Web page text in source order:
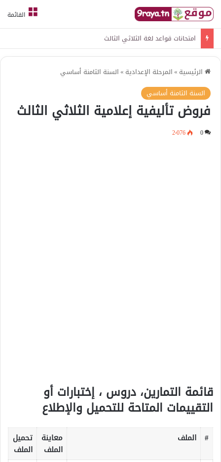
القائمة
امتحانات قواعد لغة الثلاثي الثالث
الرئيسية »المرحلة الإعدادية »السنة الثامنة أساسي
السنة الثامنة أساسي
فروض تأليفية إعلامية الثلاثي الثالث
0 2٬076
قائمة التمارين، دروس ، إختبارات أو
التقييمات المتاحة للتحميل والإطلاع
# الملف
معاينة
الملف
تحميل
الملف